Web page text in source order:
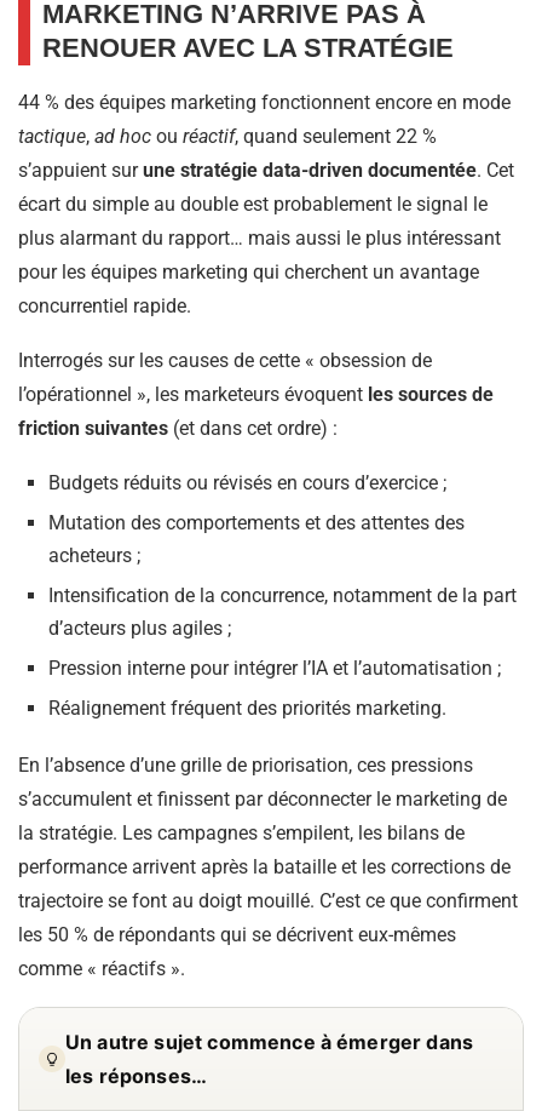
MARKETING N’ARRIVE PAS À
RENOUER AVEC LA STRATÉGIE
44 % des équipes marketing fonctionnent encore en mode
tactique, ad hoc ou réactif, quand seulement 22 %
s’appuient surune stratégie data-driven documentée. Cet
écart du simple au double est probablement le signal le
plus alarmant du rapport… mais aussi le plus intéressant
pour les équipes marketing qui cherchent un avantage
concurrentiel rapide.
Interrogés sur les causes de cette « obsession de
l’opérationnel », les marketeurs évoquent les sources de
friction suivantes (et dans cet ordre) :
Budgets réduits ou révisés en cours d’exercice ;
Mutation des comportements et des attentes des
acheteurs ;
Intensification de la concurrence, notamment de la part
d’acteurs plus agiles ;
Pression interne pour intégrer l’IA et l’automatisation ;
Réalignement fréquent des priorités marketing.
En l’absence d’une grille de priorisation, ces pressions
s’accumulent et finissent par déconnecter le marketing de
la stratégie. Les campagnes s’empilent, les bilans de
performance arrivent après la bataille et les corrections de
trajectoire se font au doigt mouillé. C’est ce que confirment
les 50 % de répondants qui se décrivent eux-mêmes
comme « réactifs ».
Un autre sujet commence à émerger dans
les réponses…